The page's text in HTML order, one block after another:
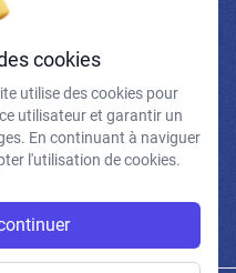
avoir pris connaissance de
et mentions légales.
cookies
utilise des cookies pour
utilisateur et garantir un
En continuant à naviguer
l'utilisation de cookies.